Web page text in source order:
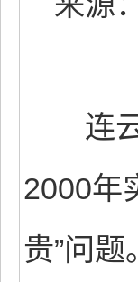
连云
2000年
贵”问